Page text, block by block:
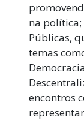
na política;
Públicas,
temas
encontros